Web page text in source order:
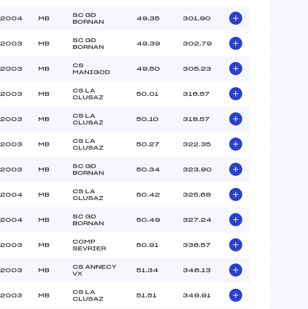
Heure de départ :
Ouvreurs A :
Température départ :
-2°
2004 MB
SC GD
BORNAN
49.35 301.90
2003 MB
SC GD
BORNAN
49.39 302.79
2003 MB
CS
MANIGOD
49.50 305.23
2003 MB
CS LA
CLUSAZ
50.01 316.57
2003 MB
CS LA
CLUSAZ
50.10 318.57
2003 MB
CS LA
CLUSAZ
50.27 322.35
2003 MB
SC GD
BORNAN
50.34 323.90
2004 MB
CS LA
CLUSAZ
50.42 325.68
2004 MB
SC GD
BORNAN
50.49 327.24
2003 MB
COMP
SEVRIER
50.91 336.57
2003 MB
CS ANNECY
VX
51.34 346.13
2003 MB
CS LA
CLUSAZ
51.51 349.91